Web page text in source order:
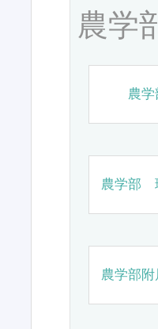
農学
農
農学部
農学部